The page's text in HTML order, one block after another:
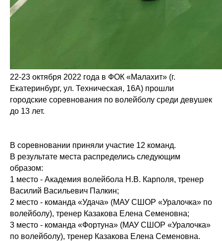
22-23 октября 2022 года в ФОК «Малахит» (г.
Екатеринбург, ул. Техническая, 16А) прошли
городские соревнования по волейболу среди девушек
до 13 лет.
В соревновании приняли участие 12 команд.
В результате места распределись следующим
образом:
1 место - Академия волейбола Н.В. Карполя, тренер
Василий Васильевич Палкин;
2 место - команда «Удача» (МАУ СШОР «Уралочка» по
волейболу), тренер Казакова Елена Семеновна;
3 место - команда «Фортуна» (МАУ СШОР «Уралочка»
по волейболу), тренер Казакова Елена Семеновна.